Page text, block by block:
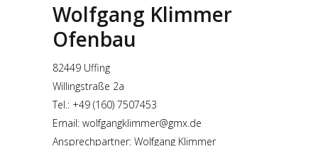
Wolfgang Klimmer
Ofenbau
82449 Uffing
Willingstraße 2a
Tel.: +49 (160) 7507453
Email: wolfgangklimmer@gmx.de
Ansprechpartner: Wolfgang Klimmer